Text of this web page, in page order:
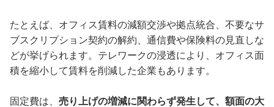
たとえば、オフィス賃料の減額交渉や拠点統合、不要なサ
ブスクリプション契約の解約、通信費や保険料の見直しな
どが挙げられます。テレワークの浸透により、オフィス面
積を縮小して賃料を削減した企業もあります。
固定費は、 売り上げの増減に関わらず発生して、額面の大